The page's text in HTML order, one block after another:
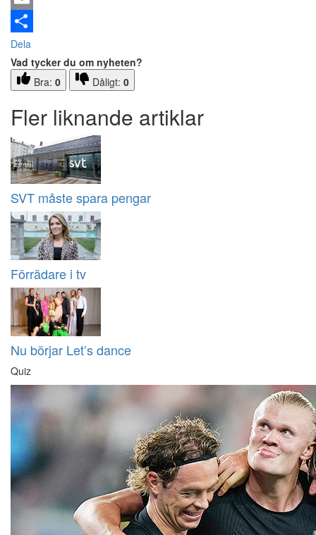
Email
Dela
Vad tycker du om nyheten?
Bra: 0 Dåligt: 0
Fler liknande artiklar
SVT måste spara pengar
Förrädare i tv
Nu börjar Let’s dance
Quiz